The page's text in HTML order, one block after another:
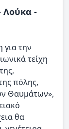
Λούκα -
την
τείχη
πόλης,
Θαυμάτων»,
θα